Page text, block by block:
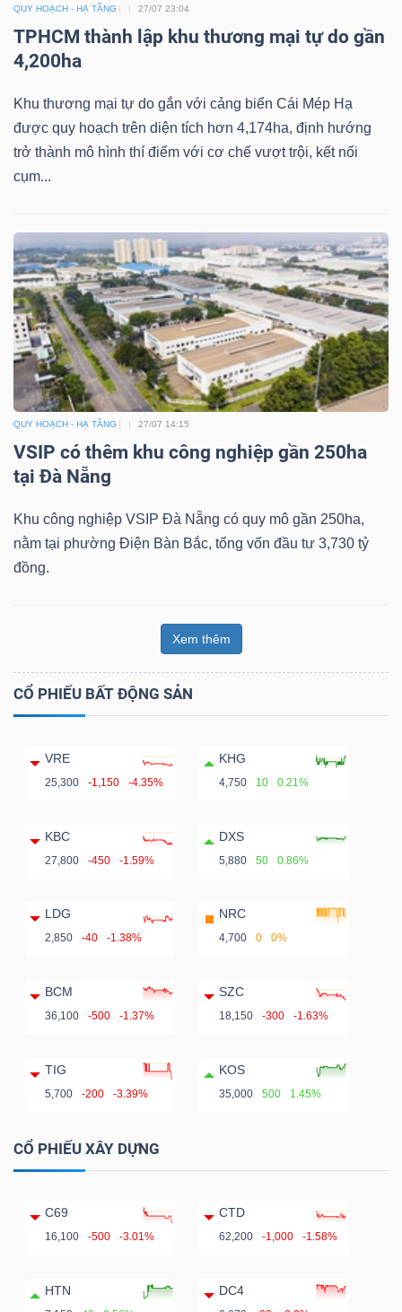
QUY HOẠCH - HẠ TẦNG 27/07 23:04
TPHCM thành lập khu thương mại tự do gần
4,200ha
Khu thương mại tự do gắn với cảng biển Cái Mép Hạ
được quy hoạch trên diện tích hơn 4,174ha, định hướng
trở thành mô hình thí điểm với cơ chế vượt trội, kết nối
cụm...
QUY HOẠCH - HẠ TẦNG 27/07 14:15
VSIP có thêm khu công nghiệp gần 250ha
tại Đà Nẵng
Khu công nghiệp VSIP Đà Nẵng có quy mô gần 250ha,
nằm tại phường Điện Bàn Bắc, tổng vốn đầu tư 3,730 tỷ
đồng.
Xem thêm
CỔ PHIẾU BẤT ĐỘNG SẢN
VRE
25,300 -1,150 -4.35%
KHG
4,750 10 0.21%
KBC
27,800 -450 -1.59%
DXS
5,880 50 0.86%
LDG
2,850 -40 -1.38%
NRC
4,700 0 0%
BCM
36,100 -500 -1.37%
SZC
18,150 -300 -1.63%
TIG
5,700 -200 -3.39%
KOS
35,000 500 1.45%
CỔ PHIẾU XÂY DỰNG
C69
16,100 -500 -3.01%
CTD
62,200 -1,000 -1.58%
HTN DC4